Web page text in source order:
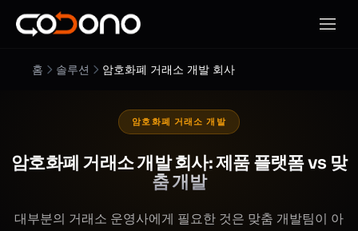
모바
홈 솔루션 암호화폐 거래소 개발 회사
암호화폐 거래소 개발
암호화폐 거래소 개발 회사: 제품 플랫폼 vs 맞
춤 개발
대부분의 거래소 운영사에게 필요한 것은 맞춤 개발팀이 아